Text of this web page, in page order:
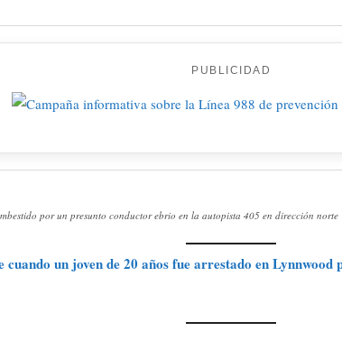
PUBLICIDAD
por un presunto conductor ebrio en la autopista 405 en dirección norte
cuando un joven de 20 años fue arrestado en